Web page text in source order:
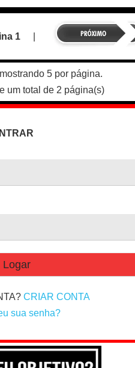
1
5 por página.
um total de 2 página(s)
CRIAR CONTA
sua senha?